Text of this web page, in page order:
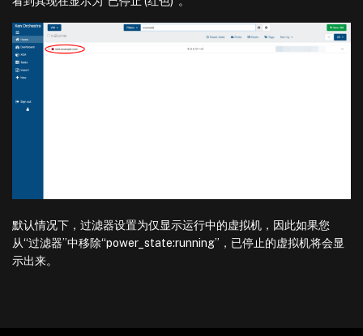
默认情况下，过滤器设置为仅显示运行中的虚拟机，因此如果您
从“过滤器”中移除“power_state:running”，已停止的虚拟机将会显
示出来。